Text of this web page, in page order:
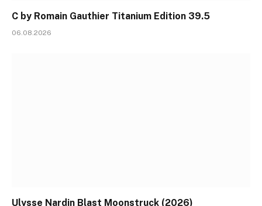
C by Romain Gauthier Titanium Edition 39.5
06.08.2026
Ulysse Nardin Blast Moonstruck (2026)